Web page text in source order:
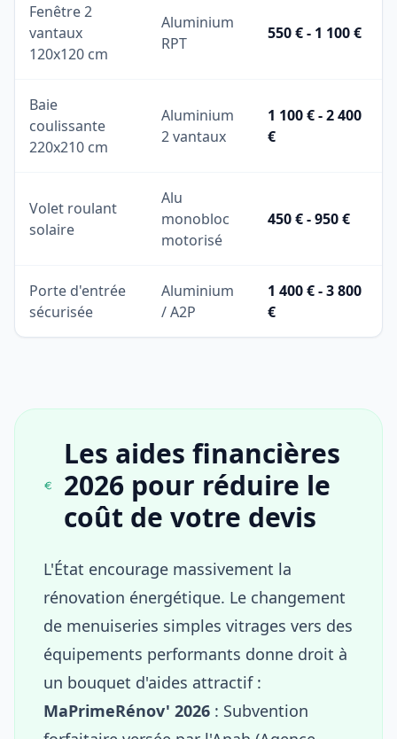
Fenêtre 2
vantaux
120x120 cm
Aluminium
RPT
550 € - 1 100 €
Baie
coulissante
220x210 cm
Aluminium
2 vantaux
1 100 € - 2 400
€
Volet roulant
solaire
Alu
monobloc
motorisé
450 € - 950 €
Porte d'entrée
sécurisée
Aluminium
/ A2P
1 400 € - 3 800
€
Les aides financières
2026 pour réduire le
coût de votre devis
L'État encourage massivement la
rénovation énergétique. Le changement
de menuiseries simples vitrages vers des
équipements performants donne droit à
un bouquet d'aides attractif :
MaPrimeRénov' 2026 : Subvention